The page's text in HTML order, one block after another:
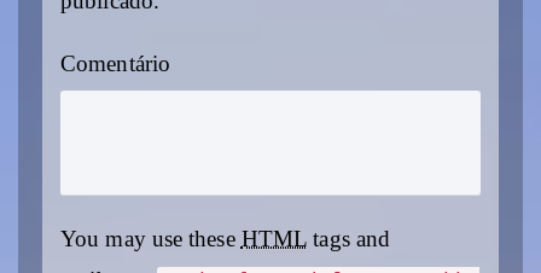
Comentário
You may use these HTML tags and